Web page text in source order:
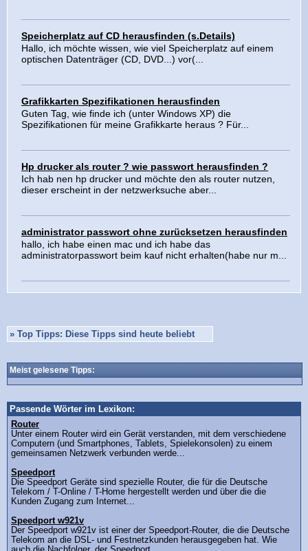
Speicherplatz auf CD herausfinden (s.Details)
Hallo, ich möchte wissen, wie viel Speicherplatz auf einem
optischen Datenträger (CD, DVD...) vor(...
Grafikkarten Spezifikationen herausfinden
Guten Tag, wie finde ich (unter Windows XP) die
Spezifikationen für meine Grafikkarte heraus ? Für...
Hp drucker als router ? wie passwort herausfinden ?
Ich hab nen hp drucker und möchte den als router nutzen,
dieser erscheint in der netzwerksuche aber...
administrator passwort ohne zurücksetzen herausfinden
hallo, ich habe einen mac und ich habe das
administratorpasswort beim kauf nicht erhalten(habe nur m...
» Top Tipps: Diese Tipps sind heute beliebt
Meist gelesene Tipps:
Passende Wörter im Lexikon:
Router
Unter einem Router wird ein Gerät verstanden, mit dem verschiedene
Computern (und Smartphones, Tablets, Spielekonsolen) zu einem
gemeinsamen Netzwerk verbunden werde...
Speedport
Die Speedport Geräte sind spezielle Router, die für die Deutsche
Telekom / T-Online / T-Home hergestellt werden und über die die
Kunden Zugang zum Internet...
Speedport w921v
Der Speedport w921v ist einer der Speedport-Router, die die Deutsche
Telekom an die DSL- und Festnetzkunden herausgegeben hat. Wie